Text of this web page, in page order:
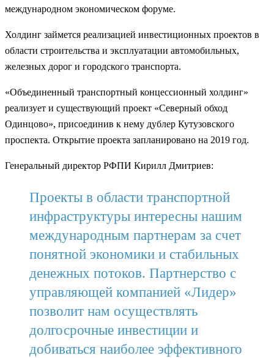
международном экономическом форуме.
Холдинг займется реализацией инвестиционных проектов в
области строительства и эксплуатации автомобильных,
железных дорог и городского транспорта.
«Объединенный транспортный концессионный холдинг»
реализует и существующий проект «Северный обход
Одинцово», присоединив к нему дублер Кутузовского
проспекта. Открытие проекта запланировано на 2019 год.
Генеральный директор РФПИ Кирилл Дмитриев:
Проекты в области транспортной
инфраструктуры интересны нашим
международным партнерам за счет
понятной экономики и стабильных
денежных потоков. Партнерство с
управляющей компанией «Лидер»
позволит нам осуществлять
долгосрочные инвестиции и
добиваться наиболее эффективного